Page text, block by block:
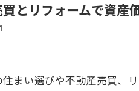
とリフォームで資産
まい選びや不動産売買、